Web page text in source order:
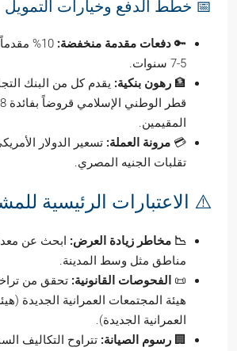
📅 خطط الدفع وخيارات التمويل
🔑 دفعات مقدمة منخفضة:
10%
5-7 سنوات.
🏦 رهون بنكية: يقدم كل من البنك
المقيمين.
💳 مرونة العملة: تسعير الدولار
تقلبات الجنيه المصري.
⚠️ الاعتبارات الرئيسية
📉 مخاطر زيادة العرض: ابحث عن
مناطق مثل وسط المدينة.
📜 الفحوصات القانونية: تحقق من
هيئة المجتمعات العمرانية الجديدة
العمرانية الجديدة).
🏢 رسوم الصيانة: